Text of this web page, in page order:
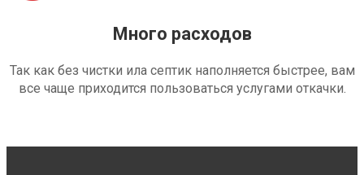
Много расходов
Так как без чистки ила септик наполняется быстрее, вам
все чаще приходится пользоваться услугами откачки.